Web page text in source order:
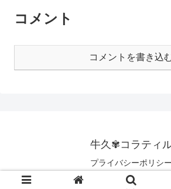
コメント
コメントを書き込
牛久✾コラティ
プライバシーポリシー
© 2020 牛久✾コラティ